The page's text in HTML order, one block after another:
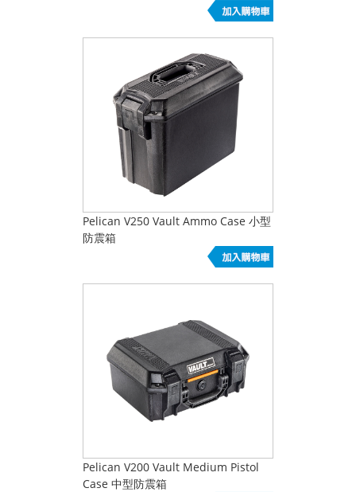
Pelican V250 Vault Ammo Case 小型
防震箱
Pelican V200 Vault Medium Pistol
Case 中型防震箱